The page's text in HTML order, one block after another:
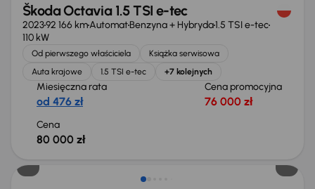
Škoda Octavia 1.5 TSI e-tec
202392 166 kmAutomatBenzyna + Hybryda1.5 TSI e-tec
110 kW
Od pierwszego właściciela
Książka serwisowa
Auta krajowe
1.5 TSI e-tec +7 kolejnych
Miesięczna rata
od 476 zł
Cena promocyjna
76 000 zł
Cena
80 000 zł
Świeżo skupione